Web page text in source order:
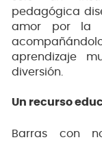
pedagógica
amor por la
aprendizaje
diversión.
Un recurso
Barras con